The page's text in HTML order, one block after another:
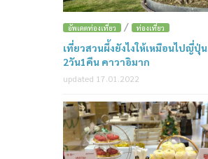
อัพเดตท่องเที่ยว / ท่องเที่ยว
เที่ยวสวนผึ้งยังไงให้เหมือนไปญี่ปุ่น
2วัน1คืน คาวาอิมาก
updated 17.01.2022